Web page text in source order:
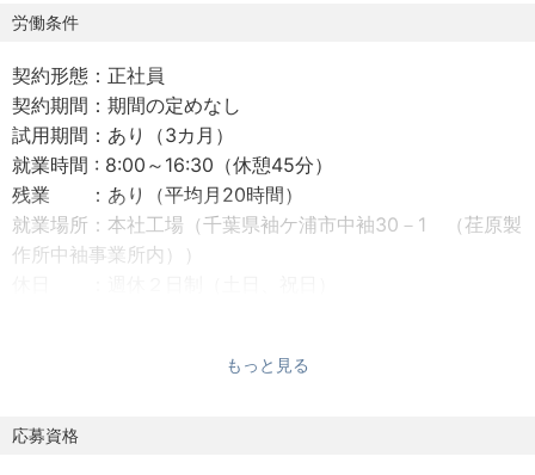
・機能性材料の製造工場の管理職として、労働安全、環
く担当。
・コンバーテックに関する業務経験を活かして、製品開発
や改善・改良、量産化技術の検討を担当。
【弊社について】
株式会社イー・シー・イーは、2000年4月に株式会社荏原
製作所のベンチャー企業として設立され、2005年11月に同
関連製品の開発、製造、販売業務を行っています。
として保有している点が大きな特徴です。この独自技術を
労働条件
契約形態：正社員
契約期間：期間の定めなし
試用期間：あり（3カ月）
就業時間 : 8:00～16:30（休憩45分）
残業 ：あり（平均月20時間）
就業場所：本社工場（千葉県袖ケ浦市中袖30－1 （荏原製
作所中袖事業所内））
に支給、以後毎年1/1に20日支給）
暇
もっと見る
応募資格